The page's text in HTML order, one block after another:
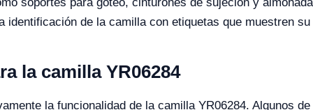
identificación de la camilla con etiquetas que muestren
la camilla YR06284
la funcionalidad de la camilla YR06284. Algunos